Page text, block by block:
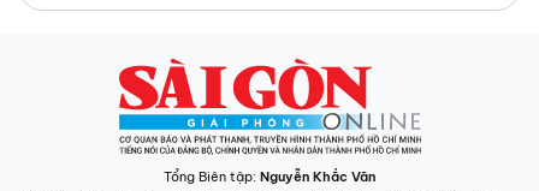
Tổng Biên tập: Nguyễn Khắc Văn